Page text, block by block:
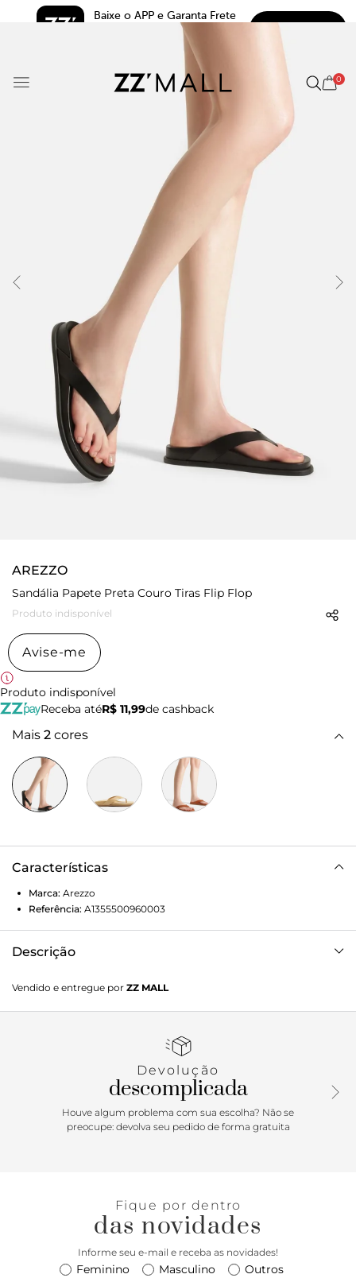
Baixe o APP e Garanta Frete
5.0
BAIXAR
0
AREZZO
Sandália Papete Preta Couro Tiras Flip Flop
Produto indisponível
Avise-me
Produto indisponível
Receba atéR$ 11,99de cashback
Mais 2 cores
Características
Marca: Arezzo
Referência: A1355500960003
Descrição
com formato anatômico e inscrição do nome da marca.
Possui solado flatform, base emborrachada e formato
dedos e se conectam à lateral, deixando o pé à mostra.
Vendido e entregue por ZZ MALL
Devolução
descomplicada
Houve algum problema com sua escolha? Não se
preocupe: devolva seu pedido de forma gratuita
Fique por dentro
das novidades
Informe seu e-mail e receba as novidades!
Feminino Masculino Outros